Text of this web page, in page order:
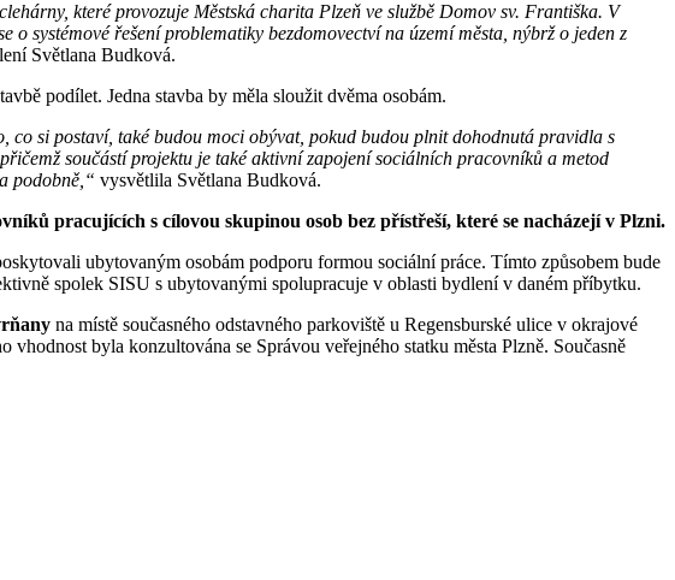
které provozuje Městská charita Plzeň ve službě Domov sv. Františka. V
systémové řešení problematiky bezdomovectví na území města, nýbrž o jeden z
Světlana Budková.
podílet. Jedna stavba by měla sloužit dvěma osobám.
co si postaví, také budou moci obývat, pokud budou plnit dohodnutá pravidla s
součástí projektu je také aktivní zapojení sociálních pracovníků a metod
podobně,“ vysvětlila Světlana Budková.
pracujících s cílovou skupinou osob bez přístřeší, které se nacházejí v Plzni.
ubytovaným osobám podporu formou sociální práce. Tímto způsobem bude
spolek SISU s ubytovanými spolupracuje v oblasti bydlení v daném příbytku.
na místě současného odstavného parkoviště u Regensburské ulice v okrajové
byla konzultována se Správou veřejného statku města Plzně. Současně